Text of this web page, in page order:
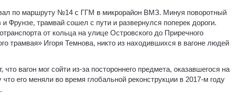
по маршруту №14 с ГГМ в микрорайон ВМЗ. Минуя поворотный
Фрунзе, трамвай сошел с пути и развернулся поперек дороги.
от кольца на улице Островского до Приречного
трамвая» Игоря Темнова, никто из находившихся в вагоне людей
вагон мог сойти из-за постороннего предмета, оказавшегося на
его меняли во время глобальной реконструкции в 2017-м году